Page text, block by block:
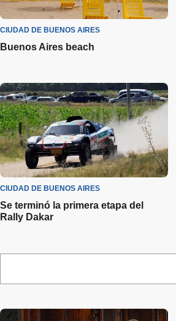
CIUDAD DE BUENOS AIRES
Buenos Aires beach
CIUDAD DE BUENOS AIRES
Se terminó la primera etapa del
Rally Dakar